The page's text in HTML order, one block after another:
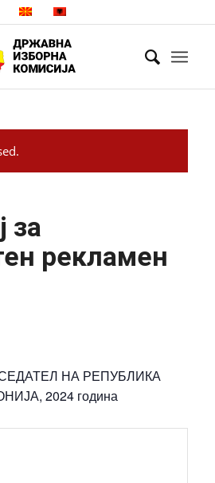
за
рекламен
НА РЕПУБЛИКА
2024 година